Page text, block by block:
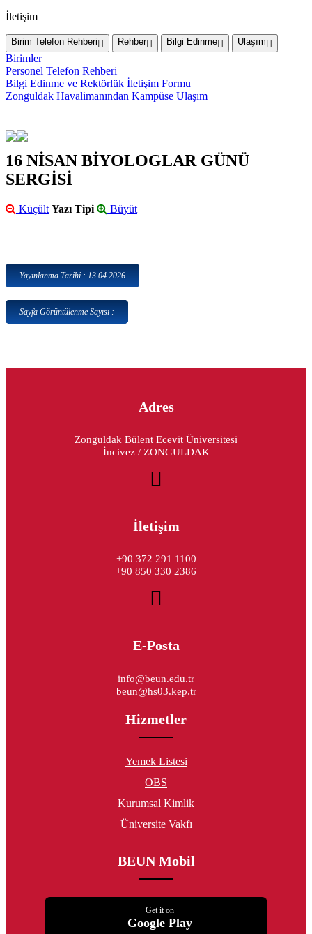
İletişim
Birim Telefon Rehberi Rehber Bilgi Edinme Ulaşım
Birimler
Personel Telefon Rehberi
Bilgi Edinme ve Rektörlük İletişim Formu
Zonguldak Havalimanından Kampüse Ulaşım
16 NİSAN BİYOLOGLAR GÜNÜ
SERGİSİ
Küçült Yazı Tipi Büyüt
Yayınlanma Tarihi : 13.04.2026
Sayfa Görüntülenme Sayısı :
Adres
Zonguldak Bülent Ecevit Üniversitesi
İncivez / ZONGULDAK
İletişim
+90 372 291 1100
+90 850 330 2386
E-Posta
info@beun.edu.tr
beun@hs03.kep.tr
Hizmetler
Yemek Listesi
OBS
Kurumsal Kimlik
Üniversite Vakfı
BEUN Mobil
Get it on
Google Play